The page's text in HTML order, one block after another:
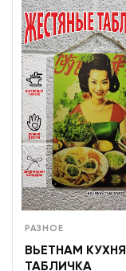
РАЗНОЕ
ВЬЕТНАМ КУХНЯ
ТАБЛИЧКА